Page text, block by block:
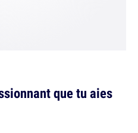
que tu aies